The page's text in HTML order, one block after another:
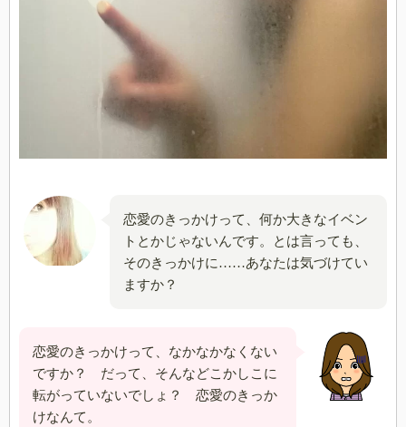
恋愛のきっかけって、何か大きなイベン
トとかじゃないんです。とは言っても、
そのきっかけに……あなたは気づけてい
ますか？
恋愛のきっかけって、なかなかなくない
ですか？ だって、そんなどこかしこに
転がっていないでしょ？ 恋愛のきっか
けなんて。